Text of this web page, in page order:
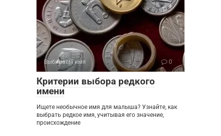
Выбираем имя 0
Критерии выбора редкого
имени
Ищете необычное имя для малыша? Узнайте, как
выбрать редкое имя, учитывая его значение,
происхождение